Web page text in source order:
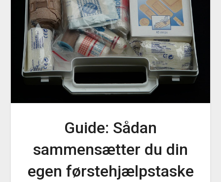
Guide: Sådan
sammensætter du din
egen førstehjælpstaske